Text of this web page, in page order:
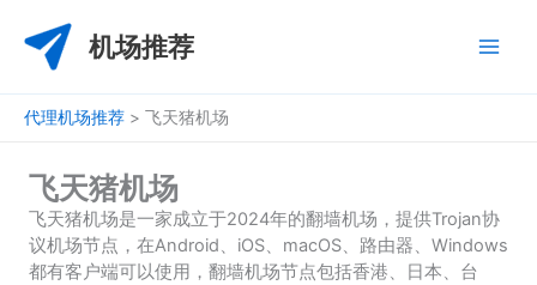
容
机场推荐
代理机场推荐 > 飞天猪机场
飞天猪机场
飞天猪机场是一家成立于2024年的翻墙机场，提供Trojan协
议机场节点，在Android、iOS、macOS、路由器、Windows
都有客户端可以使用，翻墙机场节点包括香港、日本、台